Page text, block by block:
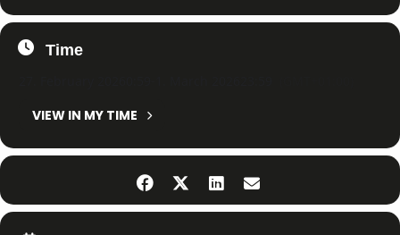
Time
VIEW IN MY TIME